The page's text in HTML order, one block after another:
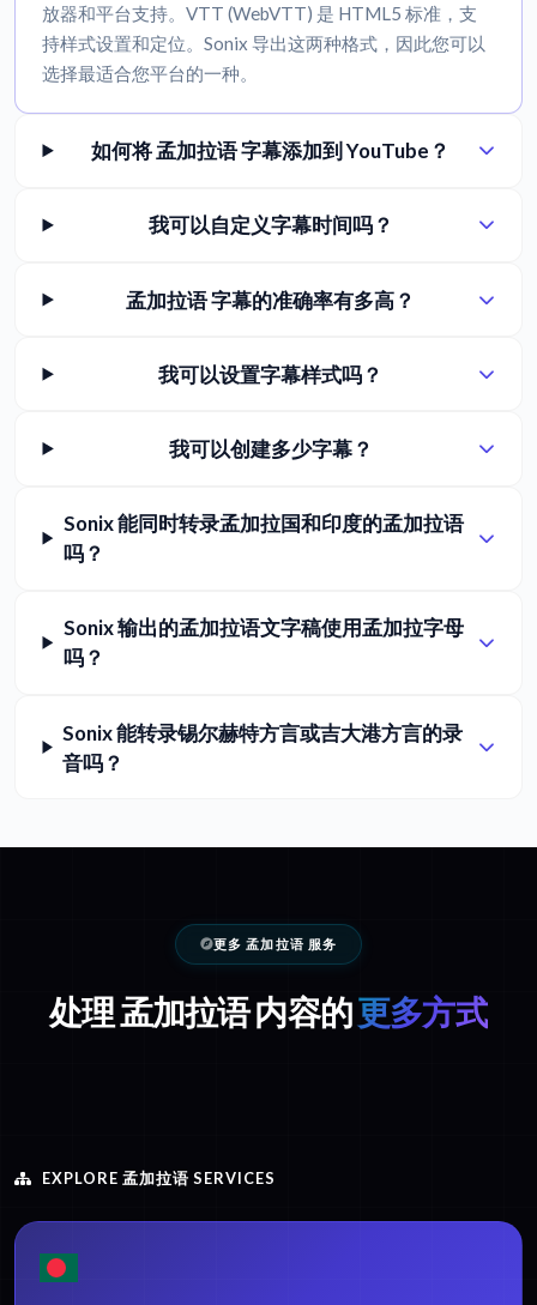
放器和平台支持。VTT (WebVTT) 是 HTML5 标准，支
持样式设置和定位。Sonix 导出这两种格式，因此您可以
选择最适合您平台的一种。
如何将 孟加拉语 字幕添加到 YouTube？
我可以自定义字幕时间吗？
孟加拉语 字幕的准确率有多高？
我可以设置字幕样式吗？
我可以创建多少字幕？
Sonix 能同时转录孟加拉国和印度的孟加拉语
吗？
Sonix 输出的孟加拉语文字稿使用孟加拉字母
吗？
Sonix 能转录锡尔赫特方言或吉大港方言的录
音吗？
更多 孟加拉语 服务
处理 孟加拉语 内容的更多方式
EXPLORE 孟加拉语 SERVICES